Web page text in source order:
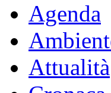
Agenda
Attualità